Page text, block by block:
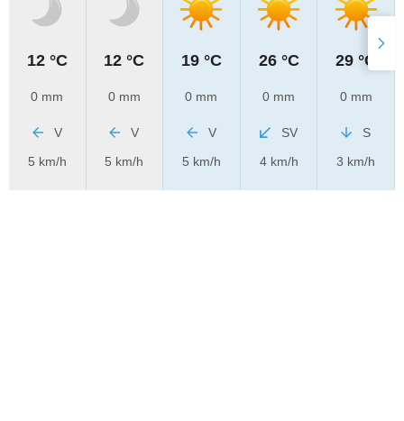
12 °C
0 mm
V
5 km/h
12 °C
0 mm
V
5 km/h
19 °C
0 mm
V
5 km/h
26 °C
0 mm
SV
4 km/h
29 °C
0 mm
S
3 km/h